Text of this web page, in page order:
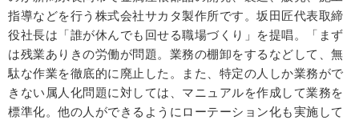
指導などを行う株式会社サカタ製作所です。坂田匠代表取締
役社長は「誰が休んでも回せる職場づくり」を提唱。「まず
は残業ありきの労働が問題。業務の棚卸をするなどして、無
駄な作業を徹底的に廃止した。また、特定の人しか業務がで
きない属人化問題に対しては、マニュアルを作成して業務を
標準化。他の人ができるようにローテーション化も実施して